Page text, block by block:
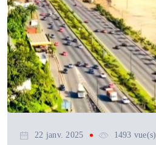
22 janv. 2025 1493 vue(s)